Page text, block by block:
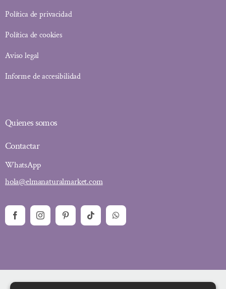
Política de privacidad
Política de cookies
Aviso legal
Informe de accesibilidad
Quienes somos
Contactar
WhatsApp
hola@elmanaturalmarket.com